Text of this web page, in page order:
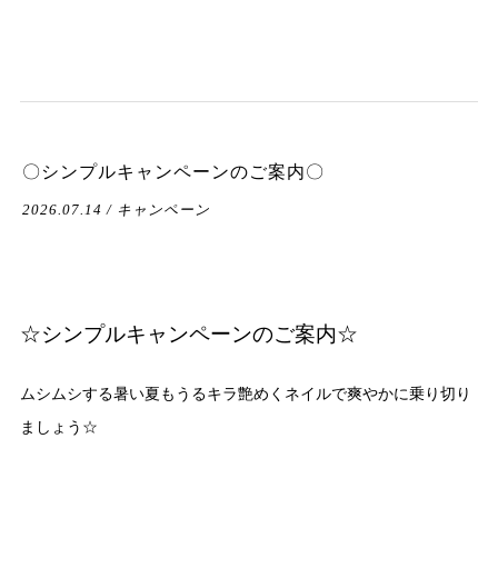
〇シンプルキャンペーンのご案内〇
2026.07.14 / キャンペーン
☆シンプルキャンペーンのご案内☆
ムシムシする暑い夏もうるキラ艶めくネイルで爽やかに乗り切り
ましょう☆